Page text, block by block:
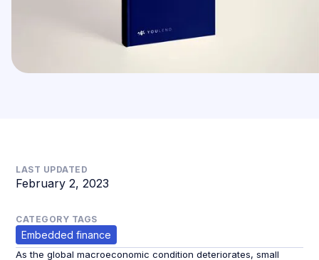
LAST UPDATED
February 2, 2023
CATEGORY TAGS
Embedded finance
As the global macroeconomic condition deteriorates, small